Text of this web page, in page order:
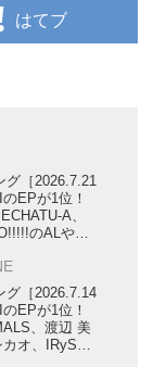
はてブ
グ［2026.7.21
EPが1位！
A、
のALや、
曲もランク
グ［2026.7.14
EPが1位！
、渡辺 美
オ、IRySの